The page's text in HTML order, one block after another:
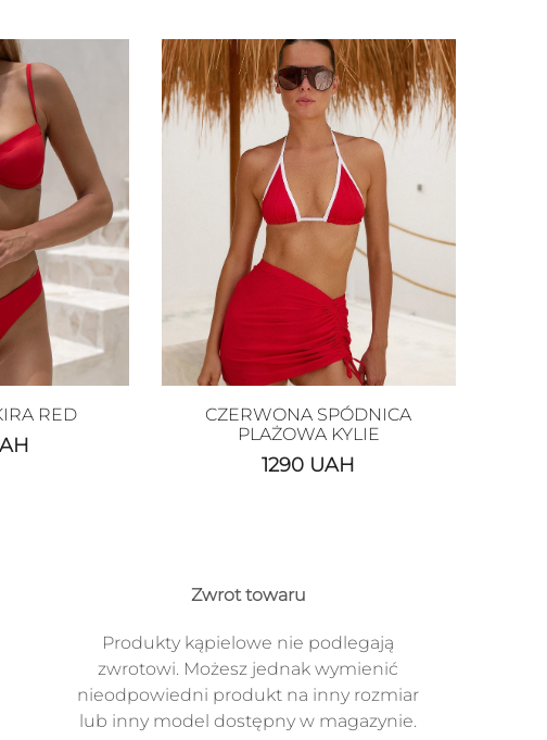
RED
CZERWONA SPÓDNICA
PLAŻOWA KYLIE
1290 UAH
Zwrot towaru
Produkty kąpielowe nie podlegają
zwrotowi. Możesz jednak wymienić
nieodpowiedni produkt na inny rozmiar
lub inny model dostępny w magazynie.